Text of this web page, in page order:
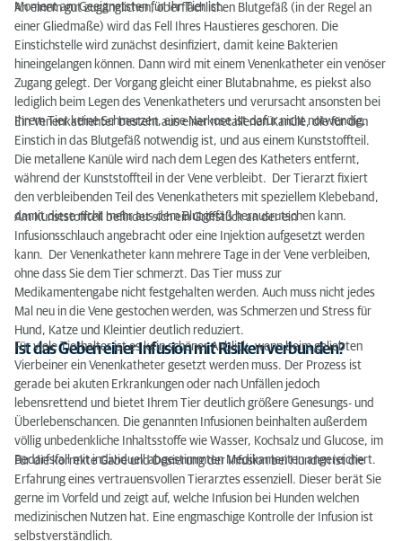
Moment am Geeignetsten für Ihr Tier ist.
An einem gut zugänglichen, oberflächlichen Blutgefäß (in der Regel an
einer Gliedmaße) wird das Fell Ihres Haustieres geschoren. Die
Einstichstelle wird zunächst desinfiziert, damit keine Bakterien
hineingelangen können. Dann wird mit einem Venenkatheter ein venöser
Zugang gelegt. Der Vorgang gleicht einer Blutabnahme, es piekst also
lediglich beim Legen des Venenkatheters und verursacht ansonsten bei
Ihrem Tier keine Schmerzen, eine Narkose ist dafür nicht notwendig.
Ein Venenkathehter besteht aus einer metallenen Kanüle, die für den
Einstich in das Blutgefäß notwendig ist, und aus einem Kunststoffteil.
Die metallene Kanüle wird nach dem Legen des Katheters entfernt,
während der Kunststoffteil in der Vene verbleibt. Der Tierarzt fixiert
den verbleibenden Teil des Venenkatheters mit speziellem Klebeband,
damit diese nicht mehr aus dem Blutgefäß herausrutschen kann.
Am Kunststoffteil befindet sich ein Griffstück an der ein
Infusionsschlauch angebracht oder eine Injektion aufgesetzt werden
kann. Der Venenkatheter kann mehrere Tage in der Vene verbleiben,
ohne dass Sie dem Tier schmerzt. Das Tier muss zur
Medikamentengabe nicht festgehalten werden. Auch muss nicht jedes
Mal neu in die Vene gestochen werden, was Schmerzen und Stress für
Hund, Katze und Kleintier deutlich reduziert.
Ist das Geben einer Infusion mit Risiken verbunden?
Für viele Tierhalter ist es kein schöner Anblick, wenn beim geliebten
Vierbeiner ein Venenkatheter gesetzt werden muss. Der Prozess ist
gerade bei akuten Erkrankungen oder nach Unfällen jedoch
lebensrettend und bietet Ihrem Tier deutlich größere Genesungs- und
Überlebenschancen. Die genannten Infusionen beinhalten außerdem
völlig unbedenkliche Inhaltsstoffe wie Wasser, Kochsalz und Glucose, im
Bedarfsfall mit individuell abgestimmten Medikamenten angereichert.
Für die korrekte Gabe und Dosierung der Infusion bei Hunden ist die
Erfahrung eines vertrauensvollen Tierarztes essenziell. Dieser berät Sie
gerne im Vorfeld und zeigt auf, welche Infusion bei Hunden welchen
medizinischen Nutzen hat. Eine engmaschige Kontrolle der Infusion ist
selbstverständlich.